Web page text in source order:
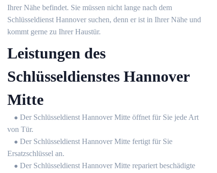
Ihrer Nähe befindet. Sie müssen nicht lange nach dem
Schlüsseldienst Hannover suchen, denn er ist in Ihrer Nähe und
kommt gerne zu Ihrer Haustür.
Leistungen des
Schlüsseldienstes Hannover
Mitte
Der Schlüsseldienst Hannover Mitte öffnet für Sie jede Art
von Tür.
Der Schlüsseldienst Hannover Mitte fertigt für Sie
Ersatzschlüssel an.
Der Schlüsseldienst Hannover Mitte repariert beschädigte